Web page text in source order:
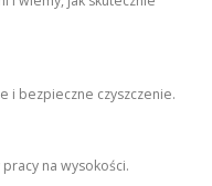
i bezpieczne czyszczenie.
na wysokości.